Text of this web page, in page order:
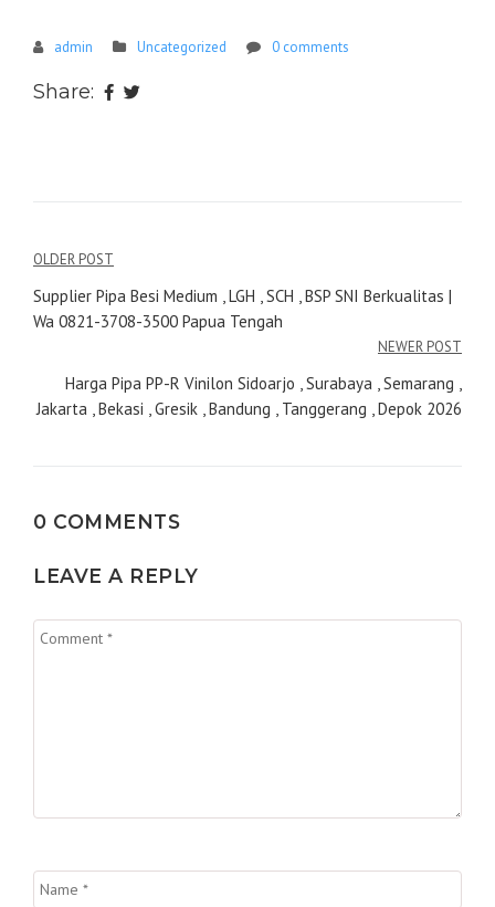
admin Uncategorized 0 comments
Share:
Navigasi
pos
OLDER POST
Supplier Pipa Besi Medium , LGH , SCH , BSP SNI Berkualitas |
Wa 0821-3708-3500 Papua Tengah
NEWER POST
Harga Pipa PP-R Vinilon Sidoarjo , Surabaya , Semarang ,
Jakarta , Bekasi , Gresik , Bandung , Tanggerang , Depok 2026
0 COMMENTS
LEAVE A REPLY